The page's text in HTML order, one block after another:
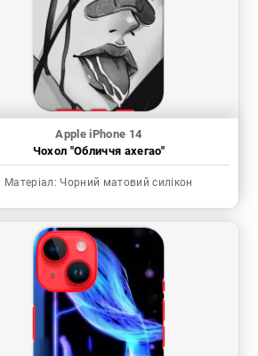
Apple iPhone 14
Чохол "Обличчя ахегао"
Матеріал: Чорний матовий силікон